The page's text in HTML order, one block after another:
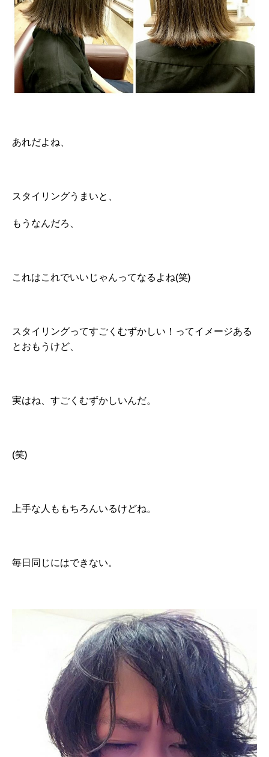
あれだよね、
スタイリングうまいと、
もうなんだろ、
これはこれでいいじゃんってなるよね(笑)
スタイリングってすごくむずかしい！ってイメージある
とおもうけど、
実はね、すごくむずかしいんだ。
(笑)
上手な人ももちろんいるけどね。
毎日同じにはできない。